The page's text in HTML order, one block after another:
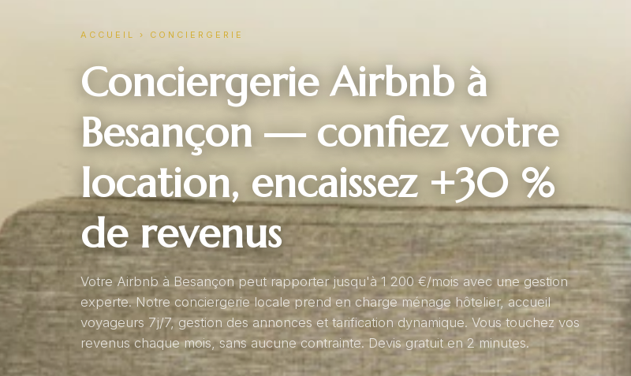
ACCUEIL › CONCIERGERIE
Conciergerie Airbnb à
Besançon — confiez votre
location, encaissez +30 %
de revenus
Votre Airbnb à Besançon peut rapporter jusqu'à 1 200 €/mois avec une gestion
experte. Notre conciergerie locale prend en charge ménage hôtelier, accueil
voyageurs 7j/7, gestion des annonces et tarification dynamique. Vous touchez vos
revenus chaque mois, sans aucune contrainte. Devis gratuit en 2 minutes.